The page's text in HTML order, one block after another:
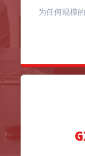
为任何规模